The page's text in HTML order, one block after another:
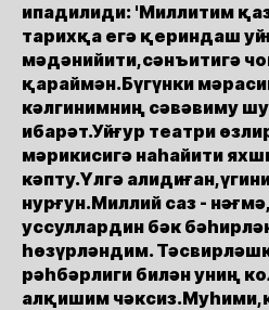
ипадилиди: 'Миллитим
тарихқа егә қериндаш
мәдәнийити,сәнъитигә
қараймән.Бүгүнки
кәлгинимниң сәвәвиму
ибарәт.Уйғур театри
мәрикисигә наһайити
кәпту.Үлгә
нурғун.Миллий саз -
уссуллардин бәк
һөзүрләндим.
рәһбәрлиги билән униң
алқишим